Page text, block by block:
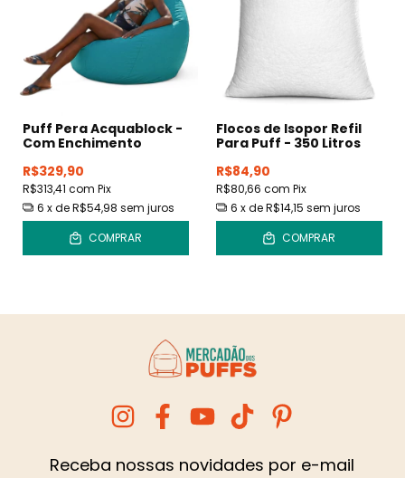
Puff Pera Acquablock -
Com Enchimento
R$329,90
R$313,41 com Pix
6 x deR$54,98 sem juros
COMPRAR
Flocos de Isopor Refil
Para Puff - 350 Litros
R$84,90
R$80,66 com Pix
6 x deR$14,15 sem juros
COMPRAR
Receba nossas novidades por e-mail